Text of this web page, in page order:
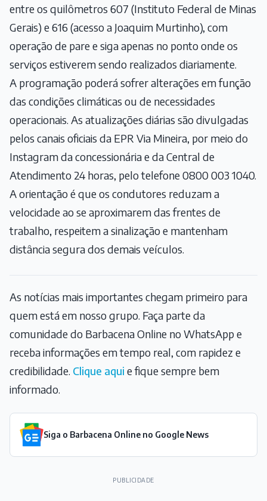
entre os quilômetros 607 (Instituto Federal de Minas
Gerais) e 616 (acesso a Joaquim Murtinho), com
operação de pare e siga apenas no ponto onde os
serviços estiverem sendo realizados diariamente.
A programação poderá sofrer alterações em função
das condições climáticas ou de necessidades
operacionais. As atualizações diárias são divulgadas
pelos canais oficiais da EPR Via Mineira, por meio do
Instagram da concessionária e da Central de
Atendimento 24 horas, pelo telefone 0800 003 1040.
A orientação é que os condutores reduzam a
velocidade ao se aproximarem das frentes de
trabalho, respeitem a sinalização e mantenham
distância segura dos demais veículos.
As notícias mais importantes chegam primeiro para
quem está em nosso grupo. Faça parte da
comunidade do Barbacena Online no WhatsApp e
receba informações em tempo real, com rapidez e
credibilidade. Clique aqui e fique sempre bem
informado.
Siga o Barbacena Online no Google News
PUBLICIDADE